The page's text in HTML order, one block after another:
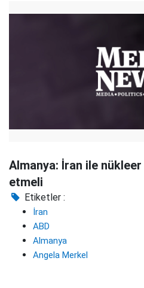
Almanya: İran ile
etmeli
Etiketler :
İran
ABD
Almanya
Angela Merkel